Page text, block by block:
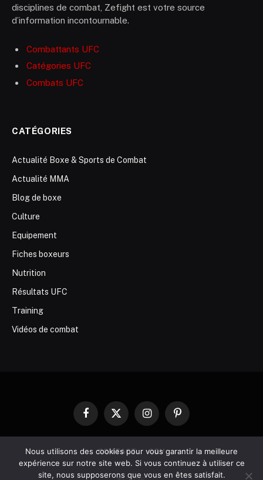
disciplines de combat, Zefight est votre source
d’information incontournable.
Combattants UFC
Catégories UFC
Combats UFC
CATÉGORIES
Actualité Boxe & Sports de Combat
Actualité MMA
Blog de boxe
Culture
Equipement
Fiches boxeurs
Nutrition
Résultats UFC
Training
Vidéos de combat
Facebook
X
InstagramPinterest
CONTACT CGV
Nous utilisons des cookies pour vous garantir la meilleure
expérience sur notre site web. Si vous continuez à utiliser ce
site, nous supposerons que vous en êtes satisfait.